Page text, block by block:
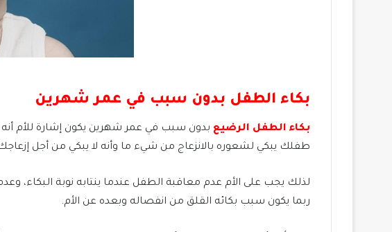
بكاء الطفل بدون سبب في عمر شهرين
بكاء الطفل الرضيع بدون سبب في عمر شهرين يكون إشارة للأم
طفلك يبكي لشعوره بالانزعاج من شيء ما وأنه لا يبكي من أجل
لذلك يجب على الأم عدم معاقبة الطفل عندما ينتابه نوبة
ربما يكون سبب بكائه القلق من انفصاله وبعده عن الأم.